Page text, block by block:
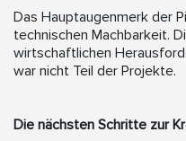
Das Hauptaugenmerk der
technischen Machbarkeit.
wirtschaftlichen
war nicht Teil der Projekte.
Die nächsten Schritte zur